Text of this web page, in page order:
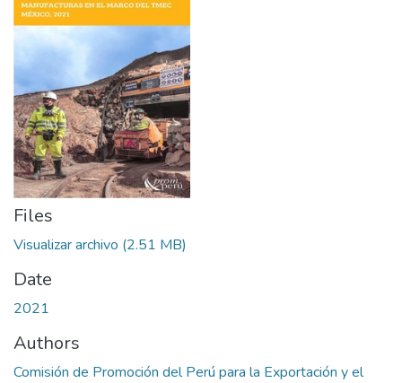
Files
Visualizar archivo (2.51 MB)
Date
2021
Authors
Comisión de Promoción del Perú para la Exportación y el